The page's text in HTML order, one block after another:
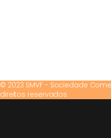
© 2023 SMVF - Sociedade
direitos reservados